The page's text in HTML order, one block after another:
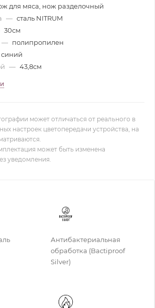
для мяса, нож разделочный
— сталь NITRUM
30см
— полипропилен
синий
— 43,8см
может отличаться от реального в
настроек цветопередачи устройства, на
может быть изменена
уведомления.
Антибактериальная
обработка (Bactiproof
Silver)